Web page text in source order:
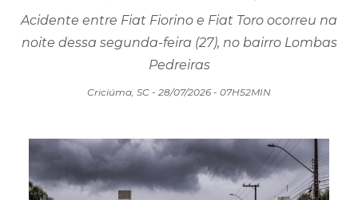
Colisão frontal deixa dois feridos e mobiliza
resgate na SC-445, em Içara
Acidente entre Fiat Fiorino e Fiat Toro ocorreu na
noite dessa segunda-feira (27), no bairro Lombas
Criciúma, SC - 28/07/2026 - 07H52MIN